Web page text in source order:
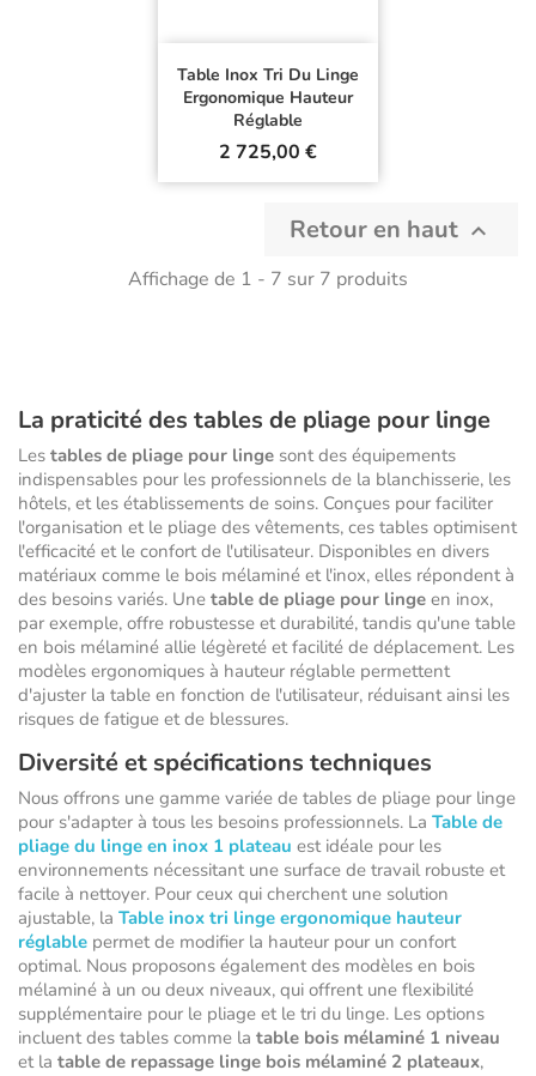
Table Inox Tri Du Linge
Ergonomique Hauteur
Réglable
Prix
2 725,00 €
Retour en haut 
Affichage de 1 - 7 sur 7 produits
La praticité des tables de pliage pour linge
Les tables de pliage pour linge sont des équipements
indispensables pour les professionnels de la blanchisserie, les
hôtels, et les établissements de soins. Conçues pour faciliter
l'organisation et le pliage des vêtements, ces tables optimisent
l'efficacité et le confort de l'utilisateur. Disponibles en divers
matériaux comme le bois mélaminé et l'inox, elles répondent à
des besoins variés. Une table de pliage pour linge en inox,
par exemple, offre robustesse et durabilité, tandis qu'une table
en bois mélaminé allie légèreté et facilité de déplacement. Les
modèles ergonomiques à hauteur réglable permettent
d'ajuster la table en fonction de l'utilisateur, réduisant ainsi les
risques de fatigue et de blessures.
Diversité et spécifications techniques
Nous offrons une gamme variée de tables de pliage pour linge
pour s'adapter à tous les besoins professionnels. La Table de
pliage du linge en inox 1 plateau est idéale pour les
environnements nécessitant une surface de travail robuste et
facile à nettoyer. Pour ceux qui cherchent une solution
ajustable, la Table inox tri linge ergonomique hauteur
réglable permet de modifier la hauteur pour un confort
optimal. Nous proposons également des modèles en bois
mélaminé à un ou deux niveaux, qui offrent une flexibilité
supplémentaire pour le pliage et le tri du linge. Les options
incluent des tables comme la table bois mélaminé 1 niveau
et la table de repassage linge bois mélaminé 2 plateaux,